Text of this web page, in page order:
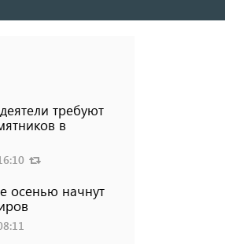
требуют
в
осенью начнут